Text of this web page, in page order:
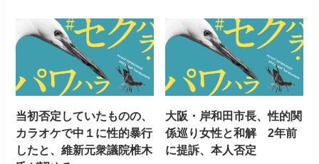
当初否定していたものの、
カラオケで中１に性的暴行
したと、維新元衆議院椎木
大阪・岸和田市長、性的関
係巡り女性と和解 2年前
に提訴、本人否定